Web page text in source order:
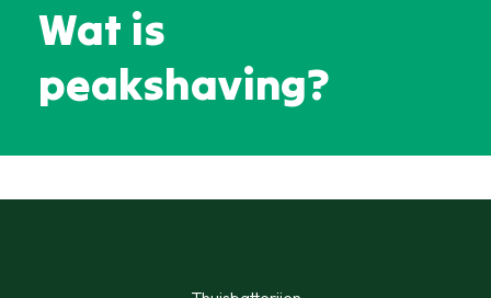
Wat is
peakshaving?